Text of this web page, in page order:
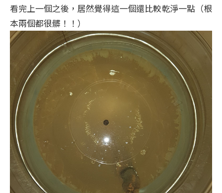
看完上一個之後，居然覺得這一個還比較乾淨一點（根
本兩個都很髒！！）